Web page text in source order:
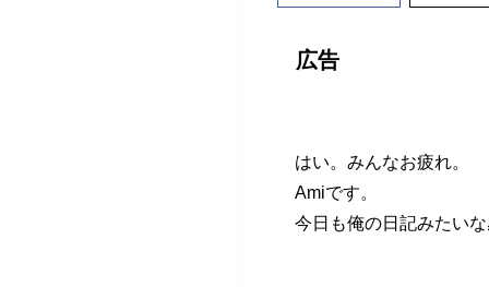
広告
はい。みんなお疲れ。
Amiです。
今日も俺の日記みたいな